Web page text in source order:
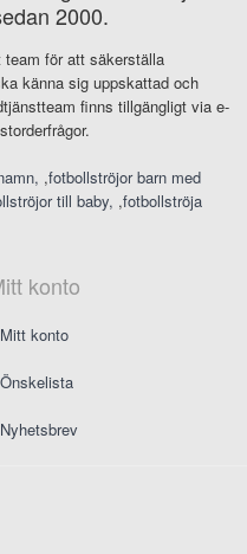
2000.
för att säkerställa
känna sig uppskattad och
finns tillgängligt via e-
,fotbollströjor barn med
till baby ,fotbollströja
konto
Mitt konto
Önskelista
Nyhetsbrev